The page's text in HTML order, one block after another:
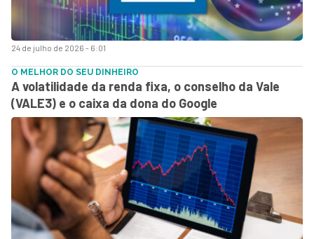
24 de julho de 2026 - 6:01
O MELHOR DO SEU DINHEIRO
A volatilidade da renda fixa, o conselho da Vale
(VALE3) e o caixa da dona do Google